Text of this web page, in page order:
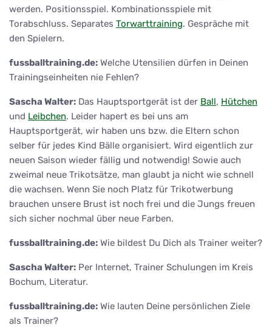
werden. Positionsspiel. Kombinationsspiele mit
Torabschluss. Separates Torwarttraining. Gespräche mit
den Spielern.
fussballtraining.de: Welche Utensilien dürfen in Deinen
Trainingseinheiten nie Fehlen?
Sascha Walter: Das Hauptsportgerät ist der Ball, Hütchen
und Leibchen. Leider hapert es bei uns am
Hauptsportgerät, wir haben uns bzw. die Eltern schon
selber für jedes Kind Bälle organisiert. Wird eigentlich zur
neuen Saison wieder fällig und notwendig! Sowie auch
zweimal neue Trikotsätze, man glaubt ja nicht wie schnell
die wachsen. Wenn Sie noch Platz für Trikotwerbung
brauchen unsere Brust ist noch frei und die Jungs freuen
sich sicher nochmal über neue Farben.
fussballtraining.de: Wie bildest Du Dich als Trainer weiter?
Sascha Walter: Per Internet, Trainer Schulungen im Kreis
Bochum, Literatur.
fussballtraining.de: Wie lauten Deine persönlichen Ziele
als Trainer?